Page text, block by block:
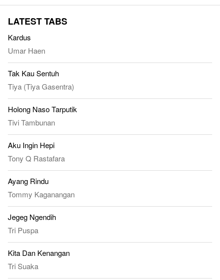
LATEST TABS
Kardus
Umar Haen
Tak Kau Sentuh
Tiya (Tiya Gasentra)
Holong Naso Tarputik
Tivi Tambunan
Aku Ingin Hepi
Tony Q Rastafara
Ayang Rindu
Tommy Kaganangan
Jegeg Ngendih
Tri Puspa
Kita Dan Kenangan
Tri Suaka